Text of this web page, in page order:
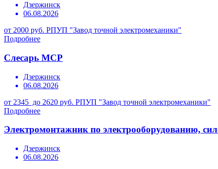
Дзержинск
06.08.2026
от 2000 руб. РПУП "Завод точной электромеханики"
Подробнее
Слесарь МСР
Дзержинск
06.08.2026
от 2345 до 2620 руб. РПУП "Завод точной электромеханики"
Подробнее
Электромонтажник по электрооборудованию,
Дзержинск
06.08.2026